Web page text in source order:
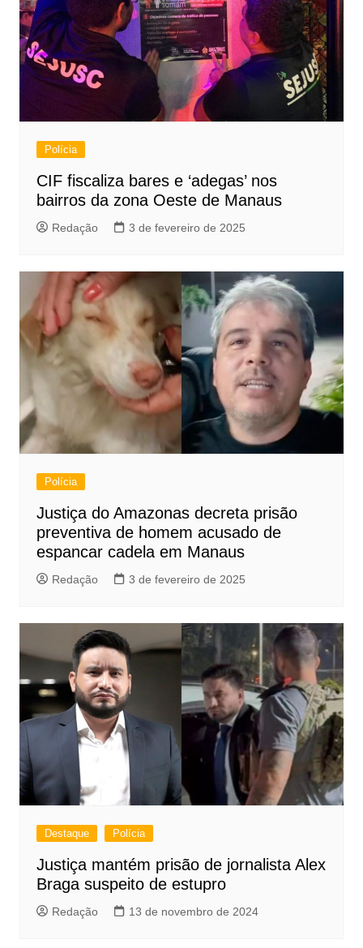
Polícia
CIF fiscaliza bares e ‘adegas’ nos
bairros da zona Oeste de Manaus
Redação 3 de fevereiro de 2025
Polícia
Justiça do Amazonas decreta prisão
preventiva de homem acusado de
espancar cadela em Manaus
Redação 3 de fevereiro de 2025
Destaque Polícia
Justiça mantém prisão de jornalista Alex
Braga suspeito de estupro
Redação 13 de novembro de 2024